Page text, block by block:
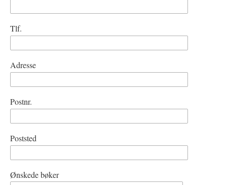
Tlf.
Adresse
Postnr.
Poststed
Ønskede bøker